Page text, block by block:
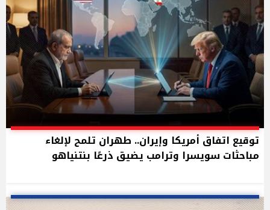
توقيع اتفاق أمريكا وإيران.. طهران تلمح لإلغاء
مباحثات سويسرا وترامب يضيق ذرعًا بنتنياهو